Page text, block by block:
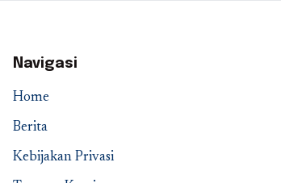
Navigasi
Home
Berita
Kebijakan Privasi